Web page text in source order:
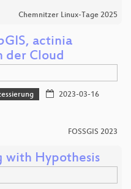
Chemnitzer Linux-Tage 2025
actinia
der Cloud
2023-03-16
FOSSGIS 2023
with Hypothesis